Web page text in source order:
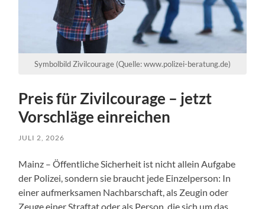
Symbolbild Zivilcourage (Quelle: www.polizei-beratung.de)
Preis für Zivilcourage – jetzt
Vorschläge einreichen
JULI 2, 2026
Mainz – Öffentliche Sicherheit ist nicht allein Aufgabe
der Polizei, sondern sie braucht jede Einzelperson: In
einer aufmerksamen Nachbarschaft, als Zeugin oder
Zeuge einer Straftat oder als Person, die sich um das